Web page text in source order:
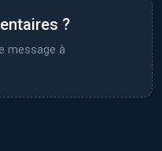
?
message à